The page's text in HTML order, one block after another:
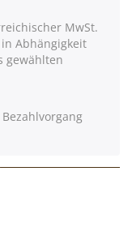
MwSt.
Abhängigkeit
gewählten